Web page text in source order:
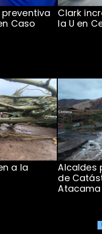
Caso
Clark
la U en
a la
Alcaldes
de
Atacama